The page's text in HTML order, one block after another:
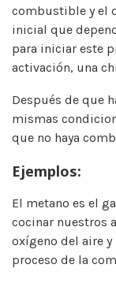
combustible y el
inicial que
para iniciar este
activación, una
Después de que
mismas
que no haya
Ejemplos:
El metano es el
cocinar nuestros
oxígeno del aire
proceso de la